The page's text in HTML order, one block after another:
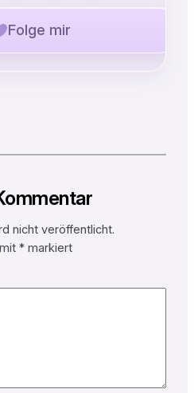
Folge mir
nicht veröffentlicht.
*markiert